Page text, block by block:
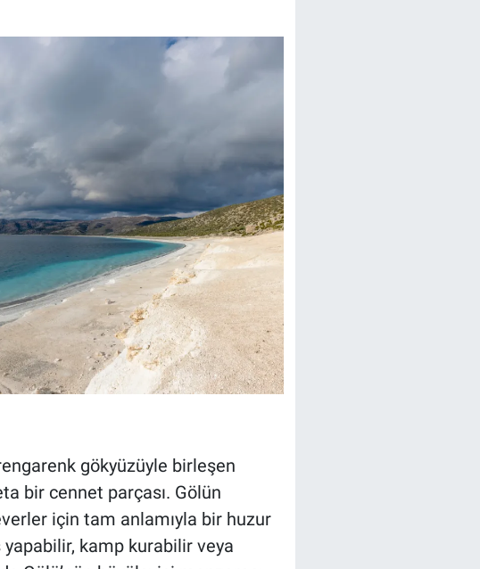
gökyüzüyle birleşen
bir cennet parçası. Gölün
için tam anlamıyla bir huzur
yapabilir, kamp kurabilir veya